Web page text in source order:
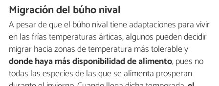
Migración del búho nival
A pesar de que el búho nival tiene adaptaciones para vivir
en las frías temperaturas árticas, algunos pueden decidir
migrar hacia zonas de temperatura más tolerable y
donde haya más disponibilidad de alimento, pues no
todas las especies de las que se alimenta prosperan